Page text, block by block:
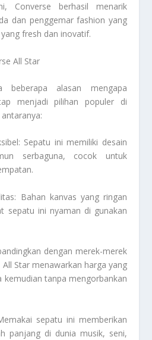
Converse berhasil menarik
dan penggemar fashion yang
fresh dan inovatif.
All Star
beberapa alasan mengapa
menjadi pilihan populer di
Sepatu ini memiliki desain
serbaguna, cocok untuk
Bahan kanvas yang ringan
sepatu ini nyaman di gunakan
dengan merek-merek
Star menawarkan harga yang
kemudian tanpa mengorbankan
sepatu ini memberikan
panjang di dunia musik, seni,